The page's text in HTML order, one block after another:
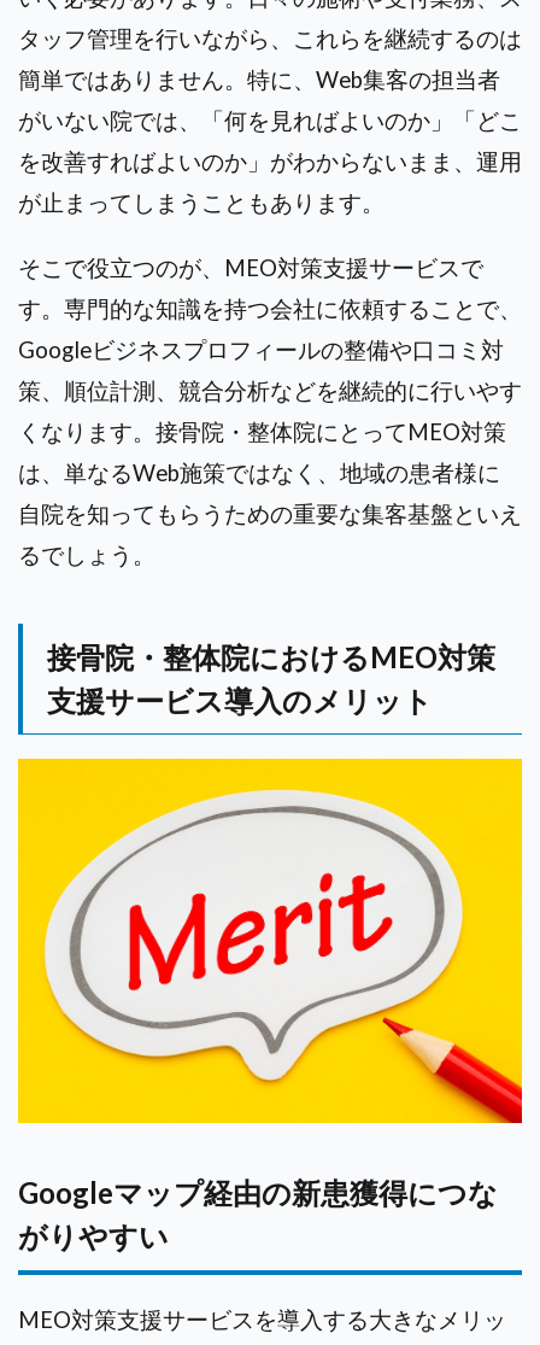
タッフ管理を行いながら、これらを継続するのは
簡単ではありません。特に、Web集客の担当者
がいない院では、「何を見ればよいのか」「どこ
を改善すればよいのか」がわからないまま、運用
が止まってしまうこともあります。
そこで役立つのが、MEO対策支援サービスで
す。 専門的な知識を持つ会社に依頼することで、
Googleビジネスプロフィールの整備や口コミ対
策、順位計測、競合分析などを継続的に行いやす
くなります。接骨院・整体院にとってMEO対策
は、単なるWeb施策ではなく、地域の患者様に
自院を知ってもらうための重要な集客基盤といえ
るでしょう。
接骨院・整体院におけるMEO対策
支援サービス導入のメリット
Googleマップ経由の新患獲得につな
がりやすい
MEO対策支援サービスを導入する大きなメリッ